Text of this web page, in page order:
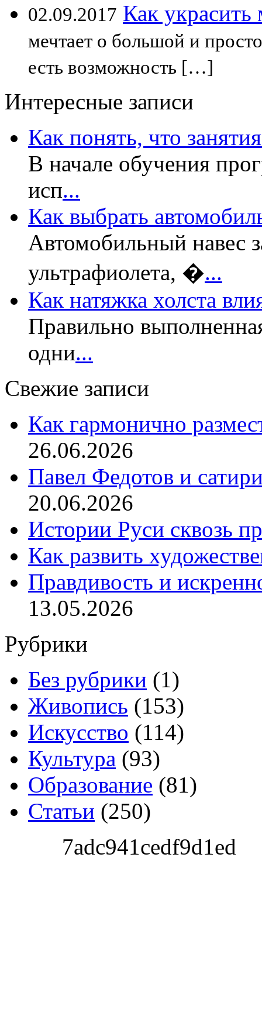
02.09.2017 Как украсить
мечтает о большой и
есть возможность […]
Интересные записи
Как понять, что
В начале обучения
исп...
Как выбрать
Автомобильный навес
ультрафиолета, �...
Как натяжка холста
Правильно
одни...
Свежие записи
Как гармонично
26.06.2026
Павел Федотов и
20.06.2026
Истории Руси сквозь
Как развить
Правдивость и
13.05.2026
Рубрики
Без рубрики (1)
Живопись (153)
Искусство (114)
Культура (93)
Образование (81)
Статьи (250)
7adc941cedf9d1ed